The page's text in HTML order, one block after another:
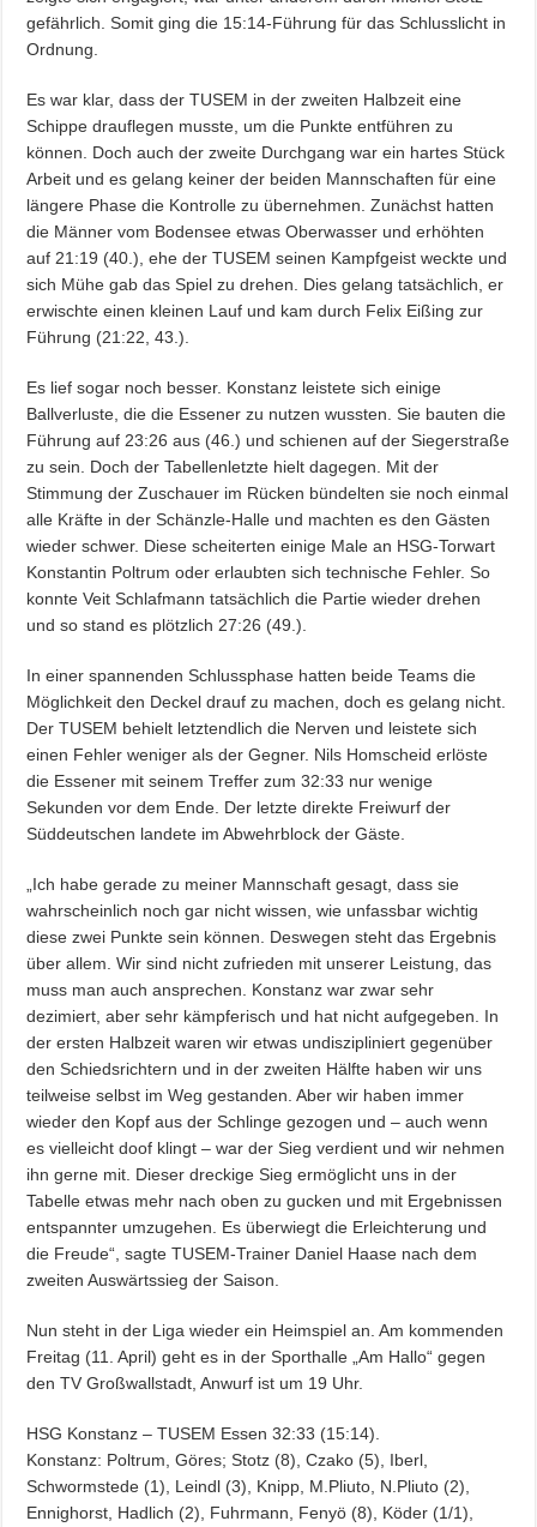
gefährlich. Somit ging die 15:14-Führung für das Schlusslicht in
Ordnung.
Es war klar, dass der TUSEM in der zweiten Halbzeit eine
Schippe drauflegen musste, um die Punkte entführen zu
können. Doch auch der zweite Durchgang war ein hartes Stück
Arbeit und es gelang keiner der beiden Mannschaften für eine
längere Phase die Kontrolle zu übernehmen. Zunächst hatten
die Männer vom Bodensee etwas Oberwasser und erhöhten
auf 21:19 (40.), ehe der TUSEM seinen Kampfgeist weckte und
sich Mühe gab das Spiel zu drehen. Dies gelang tatsächlich, er
erwischte einen kleinen Lauf und kam durch Felix Eißing zur
Führung (21:22, 43.).
Es lief sogar noch besser. Konstanz leistete sich einige
Ballverluste, die die Essener zu nutzen wussten. Sie bauten die
Führung auf 23:26 aus (46.) und schienen auf der Siegerstraße
zu sein. Doch der Tabellenletzte hielt dagegen. Mit der
Stimmung der Zuschauer im Rücken bündelten sie noch einmal
alle Kräfte in der Schänzle-Halle und machten es den Gästen
wieder schwer. Diese scheiterten einige Male an HSG-Torwart
Konstantin Poltrum oder erlaubten sich technische Fehler. So
konnte Veit Schlafmann tatsächlich die Partie wieder drehen
und so stand es plötzlich 27:26 (49.).
In einer spannenden Schlussphase hatten beide Teams die
Möglichkeit den Deckel drauf zu machen, doch es gelang nicht.
Der TUSEM behielt letztendlich die Nerven und leistete sich
einen Fehler weniger als der Gegner. Nils Homscheid erlöste
die Essener mit seinem Treffer zum 32:33 nur wenige
Sekunden vor dem Ende. Der letzte direkte Freiwurf der
Süddeutschen landete im Abwehrblock der Gäste.
„Ich habe gerade zu meiner Mannschaft gesagt, dass sie
wahrscheinlich noch gar nicht wissen, wie unfassbar wichtig
diese zwei Punkte sein können. Deswegen steht das Ergebnis
über allem. Wir sind nicht zufrieden mit unserer Leistung, das
muss man auch ansprechen. Konstanz war zwar sehr
dezimiert, aber sehr kämpferisch und hat nicht aufgegeben. In
der ersten Halbzeit waren wir etwas undiszipliniert gegenüber
den Schiedsrichtern und in der zweiten Hälfte haben wir uns
teilweise selbst im Weg gestanden. Aber wir haben immer
wieder den Kopf aus der Schlinge gezogen und – auch wenn
es vielleicht doof klingt – war der Sieg verdient und wir nehmen
ihn gerne mit. Dieser dreckige Sieg ermöglicht uns in der
Tabelle etwas mehr nach oben zu gucken und mit Ergebnissen
entspannter umzugehen. Es überwiegt die Erleichterung und
die Freude“, sagte TUSEM-Trainer Daniel Haase nach dem
zweiten Auswärtssieg der Saison.
Nun steht in der Liga wieder ein Heimspiel an. Am kommenden
Freitag (11. April) geht es in der Sporthalle „Am Hallo“ gegen
den TV Großwallstadt, Anwurf ist um 19 Uhr.
HSG Konstanz – TUSEM Essen 32:33 (15:14).
Konstanz: Poltrum, Göres; Stotz (8), Czako (5), Iberl,
Schwormstede (1), Leindl (3), Knipp, M.Pliuto, N.Pliuto (2),
Ennighorst, Hadlich (2), Fuhrmann, Fenyö (8), Köder (1/1),